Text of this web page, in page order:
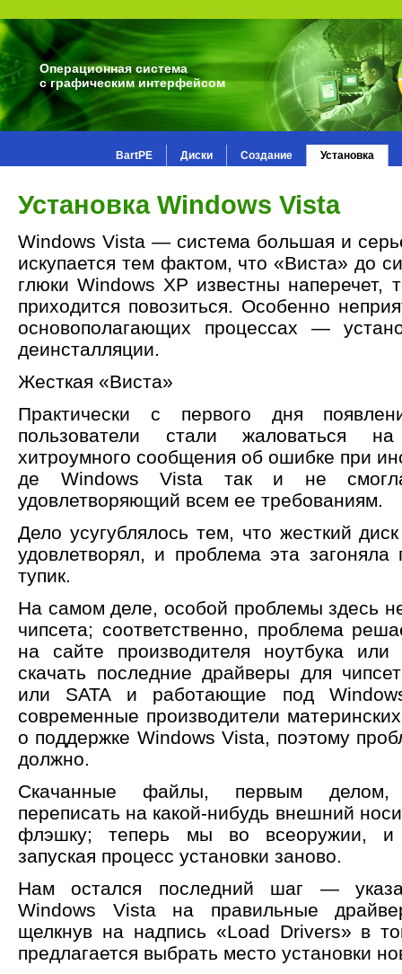
Операционная система
с графическим интерфейсом
BartPE Диски Создание Установка
Установка Windows Vista
Windows Vista — система большая и
искупается тем фактом, что «Виста» до
глюки Windows XP известны
приходится повозиться. Особенно
основополагающих процессах —
деинсталляции.
Жесткая «Виста»
Практически с первого дня
пользователи стали жаловаться
хитроумного сообщения об ошибке при
де Windows Vista так и не
удовлетворяющий всем ее требованиям.
Дело усугублялось тем, что жесткий
удовлетворял, и проблема эта загоняла
тупик.
На самом деле, особой проблемы здесь
чипсета; соответственно, проблема
на сайте производителя ноутбука
скачать последние драйверы для
или SATA и работающие под
современные производители
о поддержке Windows Vista, поэтому
должно.
Скачанные файлы, первым делом,
переписать на какой-нибудь внешний
флэшку; теперь мы во всеоружии, и
запуская процесс установки заново.
Нам остался последний шаг —
Windows Vista на правильные
щелкнув на надпись «Load Drivers» в
предлагается выбрать место установки